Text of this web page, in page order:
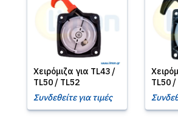
Χειρόμιζα για TL43 /
TL50 / TL52
Συνδεθείτε για τιμές
TL50 /